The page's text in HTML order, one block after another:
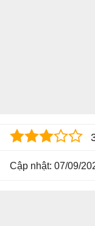
Cập nhật: 07/09/